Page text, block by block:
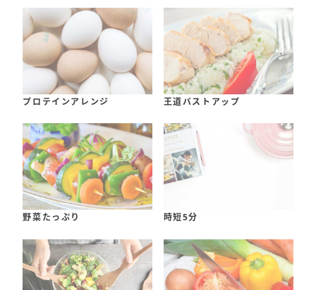
プロテインアレンジ 王道バストアップ
野菜たっぷり 時短5分